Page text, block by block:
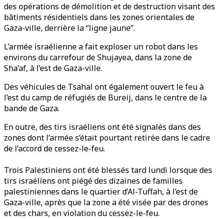
des opérations de démolition et de destruction visant des
bâtiments résidentiels dans les zones orientales de
Gaza-ville, derrière la “ligne jaune”.
L’armée israélienne a fait exploser un robot dans les
environs du carrefour de Shujayea, dans la zone de
Sha’af, à l’est de Gaza-ville.
Des véhicules de Tsahal ont également ouvert le feu à
l’est du camp de réfugiés de Bureij, dans le centre de la
bande de Gaza.
En outre, des tirs israéliens ont été signalés dans des
zones dont l’armée s’était pourtant retirée dans le cadre
de l’accord de cessez-le-feu.
Trois Palestiniens ont été blessés tard lundi lorsque des
tirs israéliens ont piégé des dizaines de familles
palestiniennes dans le quartier d’Al-Tuffah, à l’est de
Gaza-ville, après que la zone a été visée par des drones
et des chars, en violation du cessez-le-feu.